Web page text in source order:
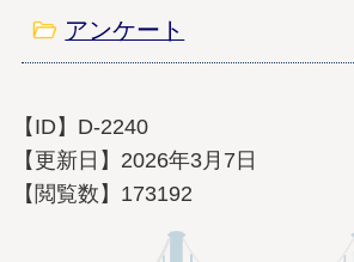
アンケート
【ID】 D-2240
【更新日】 2026年3月7日
【閲覧数】 173192